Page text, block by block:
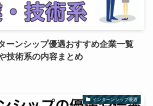
ーンシップ優遇おすすめ企業一覧
技術系の内容まとめ
インターンシップ優遇